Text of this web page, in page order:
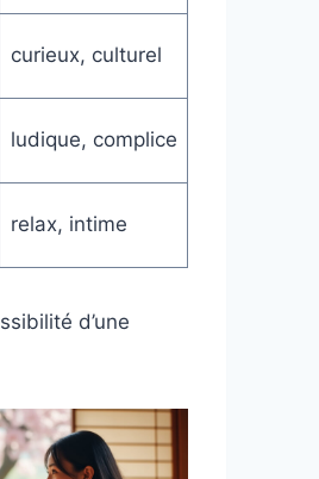
curieux, culturel
ludique, complice
relax, intime
d’une